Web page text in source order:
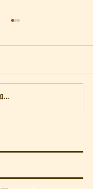
いがけなく声をか
年時代の知人と
す。かつて私は日
員でした。配属
、リニアモータ
上装置のような物
最先端の部署で
と、担当課長の配
です。それで
…